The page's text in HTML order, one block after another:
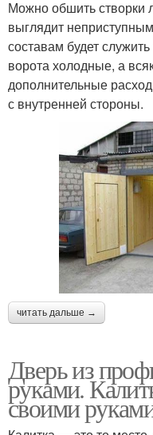
Можно обшить створки
выглядит
составам будет
ворота холодные, а
дополнительные
с внутренней стороны.
читать дальше →
Дверь из
руками.
своими